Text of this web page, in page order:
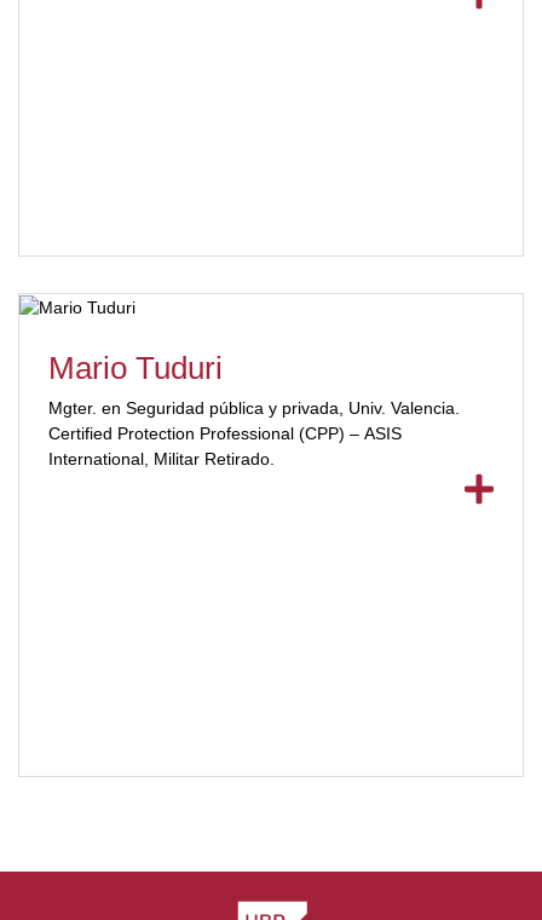
Mario Tuduri
Mgter. en Seguridad pública y privada, Univ. Valencia.
Certified Protection Professional (CPP) – ASIS
International, Militar Retirado.